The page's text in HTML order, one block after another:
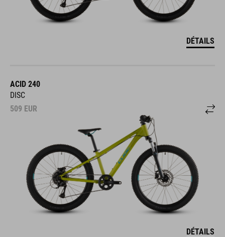
DÉTAILS
ACID 240
DISC
509 EUR
DÉTAILS